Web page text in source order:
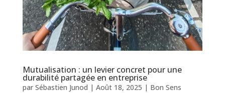
Mutualisation : un levier concret pour une
durabilité partagée en entreprise
par Sébastien Junod | Août 18, 2025 | Bon Sens